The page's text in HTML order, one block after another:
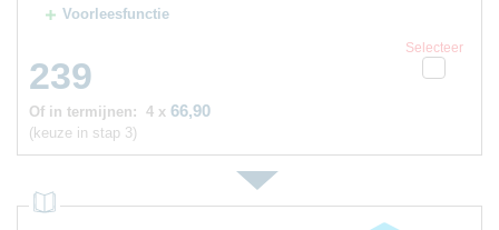
Voorleesfunctie
239
Selecteer
Of in termijnen: 4 x 66,90
(keuze in stap 3)